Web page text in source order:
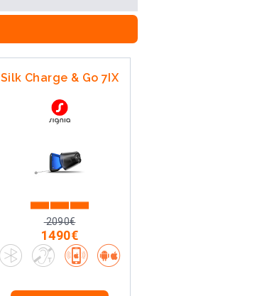
Silk Charge & Go 7IX
2090€
1490€